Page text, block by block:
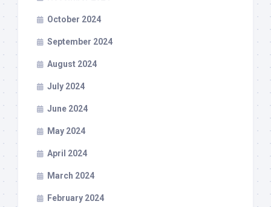
October 2024
September 2024
August 2024
July 2024
June 2024
May 2024
April 2024
March 2024
February 2024